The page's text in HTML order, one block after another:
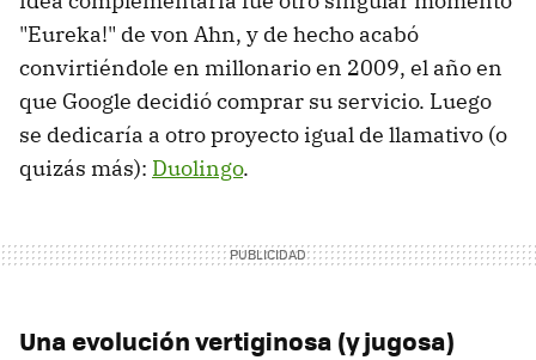
"Eureka!" de von Ahn, y de hecho acabó
convirtiéndole en millonario en 2009, el año en
que Google decidió comprar su servicio. Luego
se dedicaría a otro proyecto igual de llamativo (o
quizás más): Duolingo.
Una evolución vertiginosa (y jugosa)